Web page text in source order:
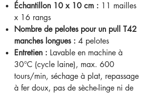
Échantillon 10 x 10 cm : 11 mailles
x 16 rangs
Nombre de pelotes pour un pull T42
manches longues : 4 pelotes
Entretien : Lavable en machine à
30°C (cycle laine), max. 600
tours/min, séchage à plat, repassage
à fer doux, pas de sèche-linge ni de